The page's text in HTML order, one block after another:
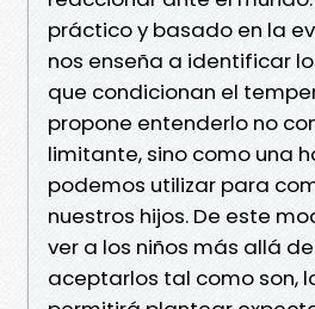
práctico y basado en la
nos enseña a identificar
que condicionan el
propone entenderlo no
limitante, sino como una
podemos utilizar para
nuestros hijos. De este
ver a los niños más allá
aceptarlos tal como son,